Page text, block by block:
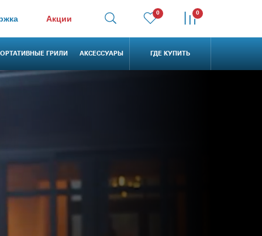
Акции
0 0
ГРИЛИ АКСЕССУАРЫ ГДЕ КУПИТЬ